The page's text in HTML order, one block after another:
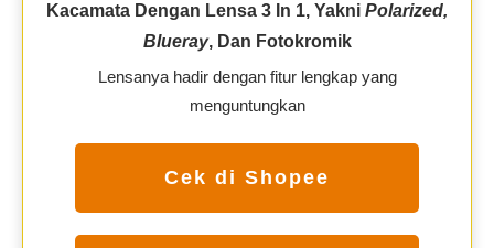
Kacamata Dengan Lensa 3 In 1, Yakni Polarized,
Blueray, Dan Fotokromik
Lensanya hadir dengan fitur lengkap yang
menguntungkan
Cek di Shopee